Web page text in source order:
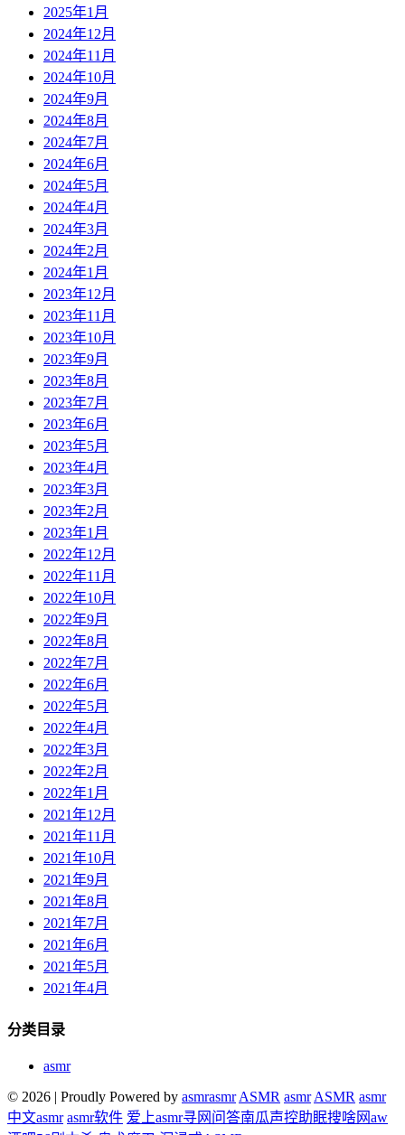
2025年1月
2024年12月
2024年11月
2024年10月
2024年9月
2024年8月
2024年7月
2024年6月
2024年5月
2024年4月
2024年3月
2024年2月
2024年1月
2023年12月
2023年11月
2023年10月
2023年9月
2023年8月
2023年7月
2023年6月
2023年5月
2023年4月
2023年3月
2023年2月
2023年1月
2022年12月
2022年11月
2022年10月
2022年9月
2022年8月
2022年7月
2022年6月
2022年5月
2022年4月
2022年3月
2022年2月
2022年1月
2021年12月
2021年11月
2021年10月
2021年9月
2021年8月
2021年7月
2021年6月
2021年5月
2021年4月
分类目录
asmr
© 2026 | Proudly Powered by asmrasmr ASMR asmr ASMR asmr
中文asmr asmr软件 爱上asmr寻网问答南瓜声控助眠搜啥网aw